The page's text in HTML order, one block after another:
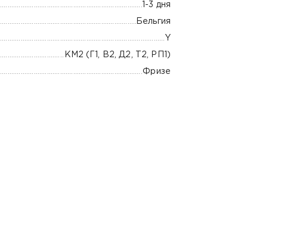
1-3 дня
Бельгия
Y
КМ2 (Г1, В2, Д2, Т2, РП1)
Фризе